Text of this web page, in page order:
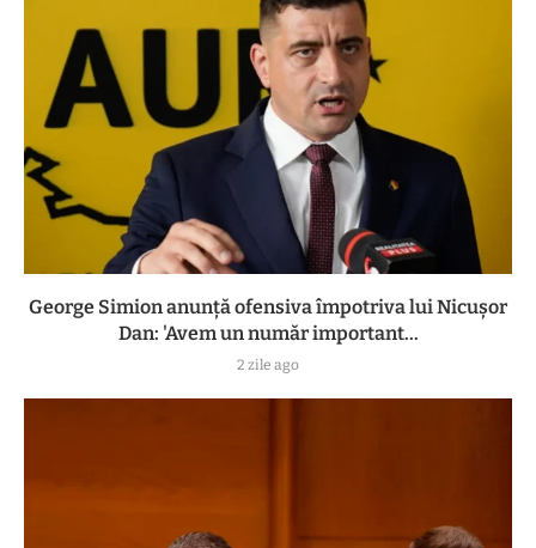
George Simion anunță ofensiva împotriva lui Nicușor
Dan: 'Avem un număr important...
2 zile ago